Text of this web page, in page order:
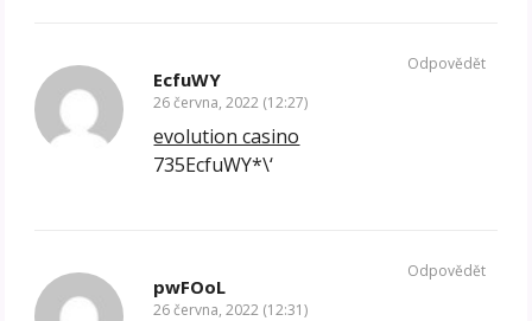
EcfuWY
26 června, 2022 (12:27)
evolution casino
735EcfuWY*\‘
Odpovědět
pwFOoL
26 června, 2022 (12:31)
Odpovědět